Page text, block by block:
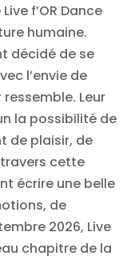
f’OR Dance
humaine.
décidé de se
l’envie de
Leur
la possibilité de
de plaisir, de
cette
écrire une belle
de
2026, Live
chapitre de la